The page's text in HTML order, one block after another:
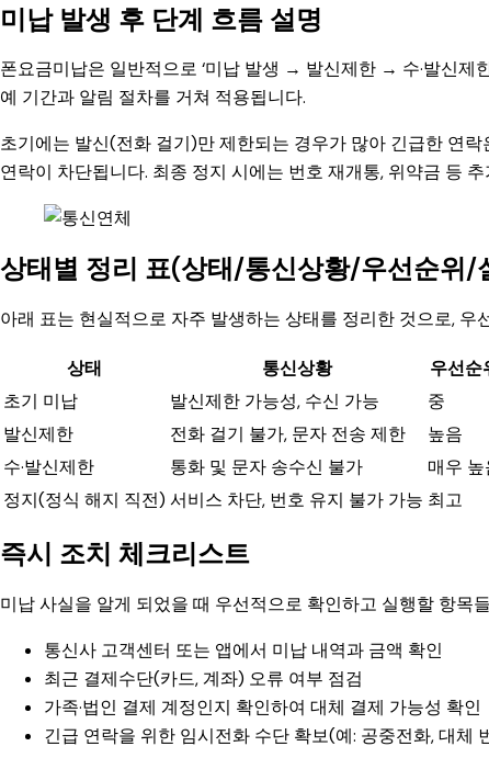
미납 발생 후 단계 흐름 설명
폰요금미납은 일반적으로 ‘미납 발생 → 발신제한 → 수·발신
예 기간과 알림 절차를 거쳐 적용됩니다.
초기에는 발신(전화 걸기)만 제한되는 경우가 많아 긴급한 연
연락이 차단됩니다. 최종 정지 시에는 번호 재개통, 위약금 등
상태별 정리 표(상태/통신상황/우선순위/
아래 표는 현실적으로 자주 발생하는 상태를 정리한 것으로,
상태 통신상황 우선순
초기 미납
발신제한 가능성, 수신 가능 중
발신제한
전화 걸기 불가, 문자 전송 제한 높음
수·발신제한
통화 및 문자 송수신 불가 매우 높
정지(정식 해지 직전) 서비스 차단, 번호 유지 불가 가능 최고
즉시 조치 체크리스트
미납 사실을 알게 되었을 때 우선적으로 확인하고 실행할 항목
통신사 고객센터 또는 앱에서 미납 내역과 금액 확인
최근 결제수단(카드, 계좌) 오류 여부 점검
가족·법인 결제 계정인지 확인하여 대체 결제 가능성 확인
긴급 연락을 위한 임시전화 수단 확보(예: 공중전화, 대체